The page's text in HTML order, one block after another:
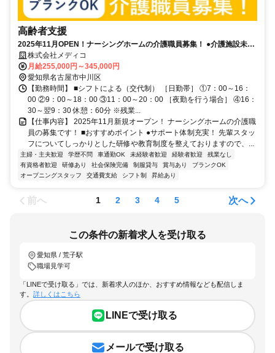
高齢者支援
2025年11月OPEN！ナーシングホームの介護職員募集！ ●介護施設未経
験OK！●ブランクOK！●研修制度充実！
株式会社メディコ
月給255,000円～345,000円
愛知県名古屋市中川区
【勤務時間】 ■シフトによる（交代制） ［日勤帯］ ①7：00～16：
00 ②9：00～18：00 ③11：00～20：00 ［夜勤を行う場合］ ④16：
30～翌9：30 休憩：60分 ※残業...
【仕事内容】 2025年11月新規オープン！ ナーシングホームの介護職
員の募集です！ ■おすすめポイント ●サポート体制充実！ 先輩スタッ
フについてしっかりとした研修や教育制度を整えておりますので、...
主婦・主夫歓迎 学歴不問 車通勤OK 未経験者歓迎 経験者歓迎
残業なし
有資格者歓迎
研修あり 社会保険完備 制服貸与 賞与あり
ブランクOK
オープニングスタッフ
交通費支給 シフト制 昇給あり
前へ 1 2 3 4 5 次へ
この条件の新着求人を受け取る
愛知県 / 荒子駅
職場見学可
「LINEで受け取る」では、新着求人のほか、おすすめ情報なども配信しま
す。 詳しくはこちら
LINEで受け取る
メールで受け取る